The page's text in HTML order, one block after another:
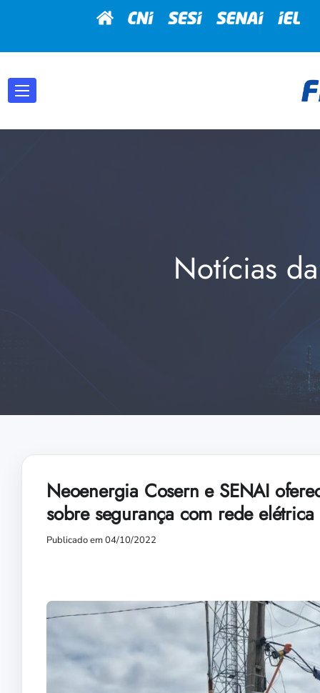
Notícias
Neoenergia Cosern e SENAI
sobre segurança com rede elétrica
Publicado em 04/10/2022